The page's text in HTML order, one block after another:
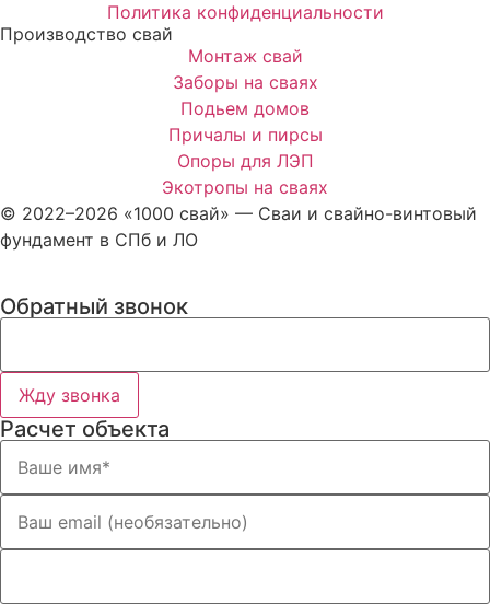
Политика конфиденциальности
Производство свай
Монтаж свай
Заборы на сваях
Подьем домов
Причалы и пирсы
Опоры для ЛЭП
Экотропы на сваях
© 2022–2026 «1000 свай» — Сваи и свайно-винтовый
фундамент в СПб и ЛО
Обратный звонок
Жду звонка
Расчет объекта